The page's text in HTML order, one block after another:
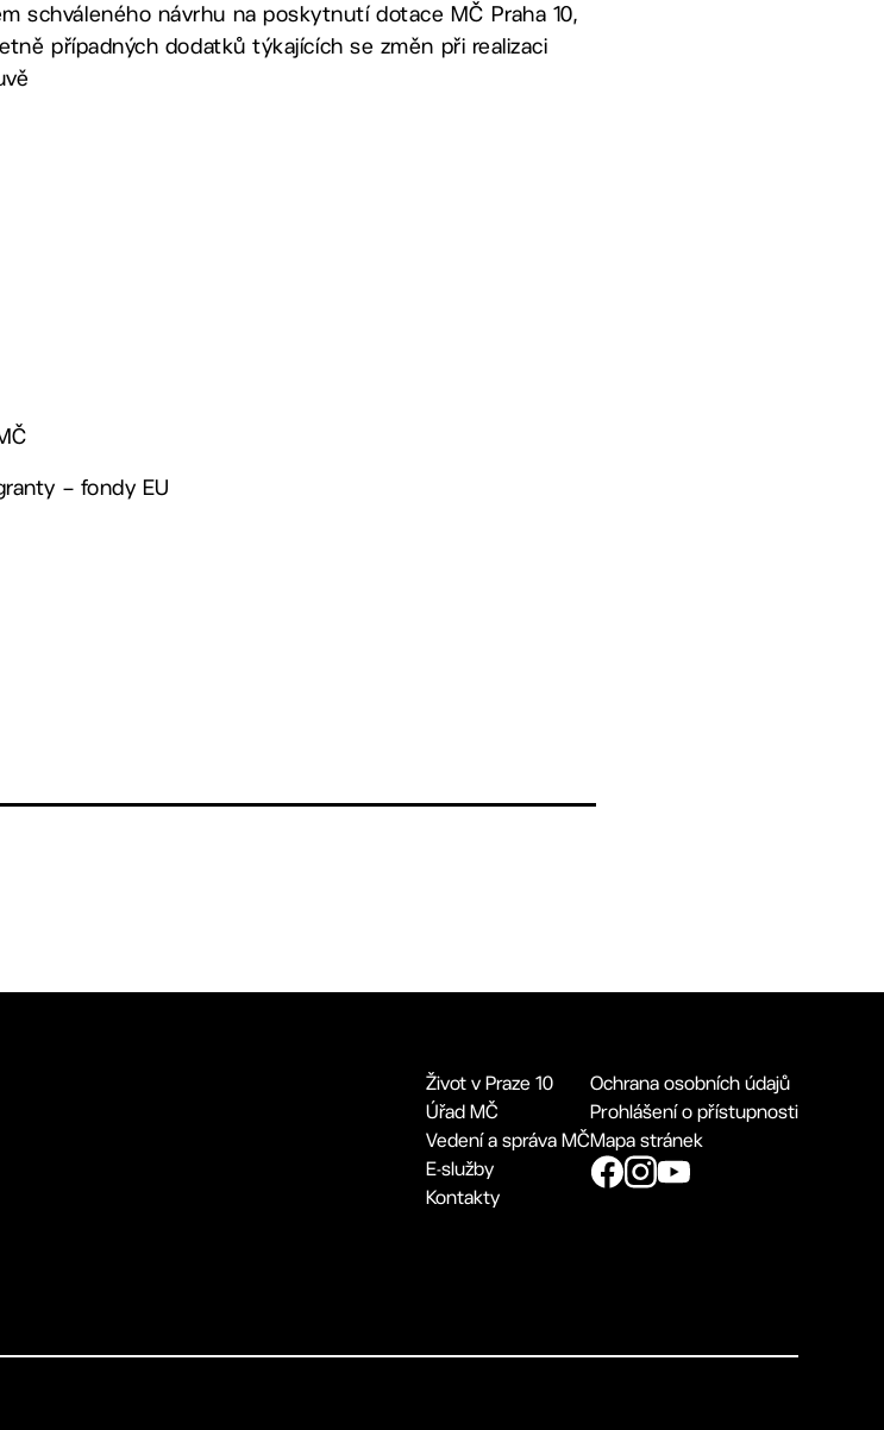
schváleného návrhu na poskytnutí dotace MČ Praha 10,
případných dodatků týkajících se změn při realizaci
– fondy EU
Život v Praze 10
Úřad MČ
Vedení a správa MČ
E-služby
Kontakty
Ochrana osobních údajů
Prohlášení o přístupnosti
Mapa stránek